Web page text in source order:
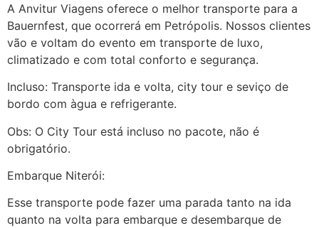
A Anvitur Viagens oferece o melhor transporte para a
Bauernfest, que ocorrerá em Petrópolis. Nossos clientes
vão e voltam do evento em transporte de luxo,
climatizado e com total conforto e segurança.
Incluso: Transporte ida e volta, city tour e seviço de
bordo com àgua e refrigerante.
Obs: O City Tour está incluso no pacote, não é
obrigatório.
Embarque Niterói:
Esse transporte pode fazer uma parada tanto na ida
quanto na volta para embarque e desembarque de